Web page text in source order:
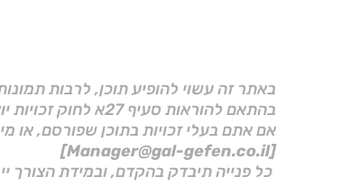
באתר זה עשוי להופיע תוכן, לרבות
בהתאם להוראות סעיף 27א לחוק זכויות יוצרים, התשס"ח–2007.
אם אתם בעלי זכויות בתוכן שפורסם, או
[Manager@gal-gefen.co.il]
כל פנייה תיבדק בהקדם, ובמידת הצורך